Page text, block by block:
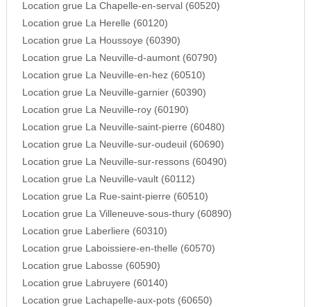
Location grue La Chapelle-en-serval (60520)
Location grue La Herelle (60120)
Location grue La Houssoye (60390)
Location grue La Neuville-d-aumont (60790)
Location grue La Neuville-en-hez (60510)
Location grue La Neuville-garnier (60390)
Location grue La Neuville-roy (60190)
Location grue La Neuville-saint-pierre (60480)
Location grue La Neuville-sur-oudeuil (60690)
Location grue La Neuville-sur-ressons (60490)
Location grue La Neuville-vault (60112)
Location grue La Rue-saint-pierre (60510)
Location grue La Villeneuve-sous-thury (60890)
Location grue Laberliere (60310)
Location grue Laboissiere-en-thelle (60570)
Location grue Labosse (60590)
Location grue Labruyere (60140)
Location grue Lachapelle-aux-pots (60650)